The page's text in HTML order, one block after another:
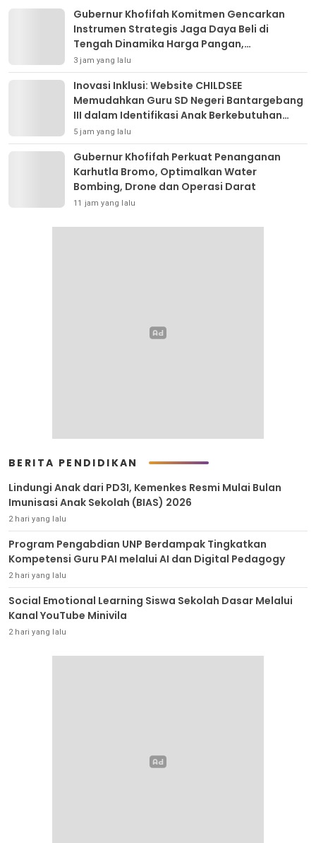
Gubernur Khofifah Komitmen Gencarkan
Instrumen Strategis Jaga Daya Beli di
Tengah Dinamika Harga Pangan,
Masyarakat Kota Pasuruan Antusias Serbu
Pasar Murah dan Bendera Merah Putih
3 jam yang lalu
Inovasi Inklusi: Website CHILDSEE
Memudahkan Guru SD Negeri Bantargebang
III dalam Identifikasi Anak Berkebutuhan
Khusus
5 jam yang lalu
Gubernur Khofifah Perkuat Penanganan
Karhutla Bromo, Optimalkan Water
Bombing, Drone dan Operasi Darat
11 jam yang lalu
BERITA PENDIDIKAN
Lindungi Anak dari PD3I, Kemenkes Resmi Mulai Bulan
Imunisasi Anak Sekolah (BIAS) 2026
2 hari yang lalu
Program Pengabdian UNP Berdampak Tingkatkan
Kompetensi Guru PAI melalui AI dan Digital Pedagogy
2 hari yang lalu
Social Emotional Learning Siswa Sekolah Dasar Melalui
Kanal YouTube Minivila
2 hari yang lalu